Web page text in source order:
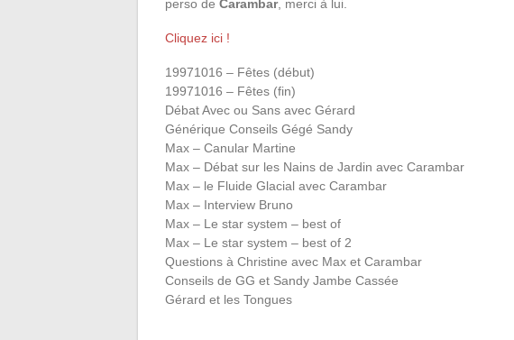
perso de Carambar, merci à lui.
Cliquez ici !
19971016 – Fêtes (début)
19971016 – Fêtes (fin)
Débat Avec ou Sans avec Gérard
Générique Conseils Gégé Sandy
Max – Canular Martine
Max – Débat sur les Nains de Jardin avec Carambar
Max – le Fluide Glacial avec Carambar
Max – Interview Bruno
Max – Le star system – best of
Max – Le star system – best of 2
Questions à Christine avec Max et Carambar
Conseils de GG et Sandy Jambe Cassée
Gérard et les Tongues